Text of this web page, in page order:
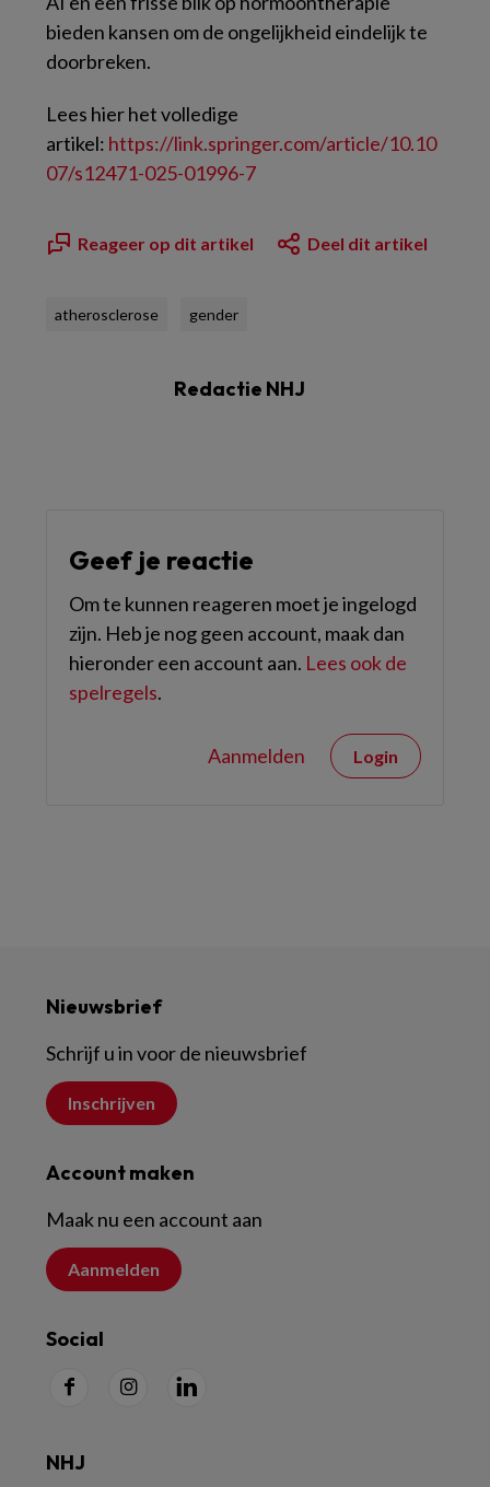
bieden kansen om de ongelijkheid eindelijk te
doorbreken.
Lees hier het volledige
artikel: https://link.springer.com/article/10.10
07/s12471-025-01996-7
Reageer op dit artikel Deel dit artikel
atherosclerose gender
Redactie NHJ
Geef je reactie
Om te kunnen reageren moet je ingelogd
zijn. Heb je nog geen account, maak dan
hieronder een account aan. Lees ook de
spelregels.
Aanmelden Login
Nieuwsbrief
Schrijf u in voor de nieuwsbrief
Inschrijven
Account maken
Maak nu een account aan
Aanmelden
Social
NHJ